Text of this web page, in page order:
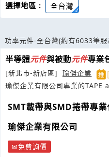
選擇地區 : 全台灣
功率元件-全台灣(約有6033筆服
半導體元件與被動元件專業
[新北市-新店區]
瑜傑企業
瑜傑企業有限公司專業的TAPE
SMT載帶與SMD捲帶專
瑜傑企業有限公司
免費詢價